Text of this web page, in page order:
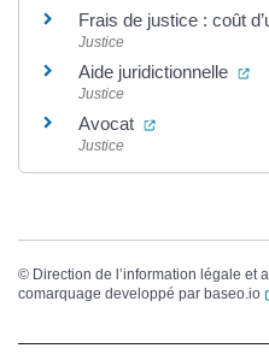
Frais de justice : coût
Justice
Aide juridictionnelle
Justice
Avocat (ouverture
Justice
© Direction de l’information légale et
comarquage developpé par baseo.io